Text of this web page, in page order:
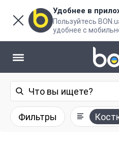
Удобнее в
Пользуйтесь
удобнее с
Фильтры